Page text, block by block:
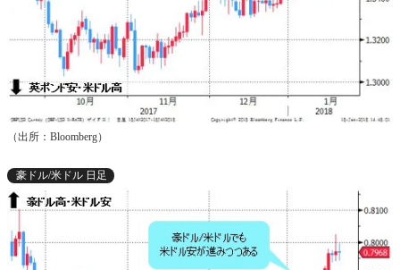
（出所：Bloomberg）
豪ドル/米ドル 日足